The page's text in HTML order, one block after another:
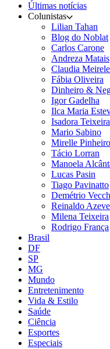
Últimas notícias
Colunistas
Lilian Tahan
Blog do Noblat
Carlos Carone
Andreza Matais
Claudia
Fábia Oliveira
Dinheiro &
Igor Gadelha
Ilca Maria
Isadora Teixeira
Mario Sabino
Mirelle Pinheiro
Tácio Lorran
Manoela
Lucas Pasin
Tiago Pavinatto
Demétrio
Reinaldo
Milena Teixeira
Rodrigo França
Brasil
DF
SP
MG
Mundo
Entretenimento
Vida & Estilo
Saúde
Ciência
Esportes
Especiais